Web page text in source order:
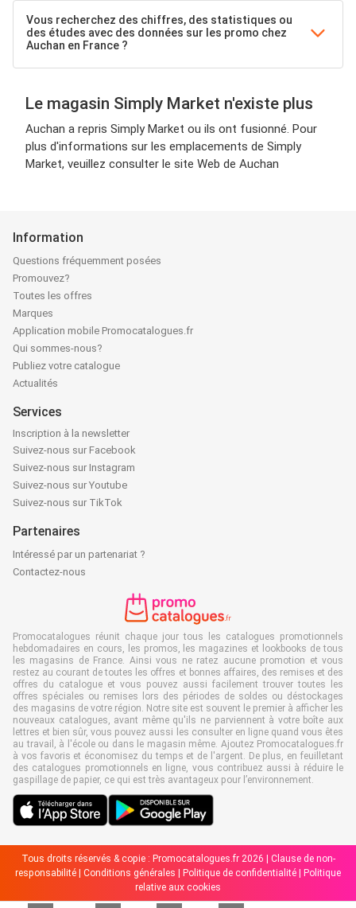
Vous recherchez des chiffres, des statistiques ou
des études avec des données sur les promo chez
Auchan en France ?
Le magasin Simply Market n'existe plus
Auchan a repris Simply Market ou ils ont fusionné. Pour
plus d'informations sur les emplacements de Simply
Market, veuillez consulter le site Web de Auchan
Information
Questions fréquemment posées
Promouvez?
Toutes les offres
Marques
Application mobile Promocatalogues.fr
Qui sommes-nous?
Publiez votre catalogue
Actualités
Services
Inscription à la newsletter
Suivez-nous sur Facebook
Suivez-nous sur Instagram
Suivez-nous sur Youtube
Suivez-nous sur TikTok
Partenaires
Intéressé par un partenariat ?
Contactez-nous
Promocatalogues réunit chaque jour tous les catalogues promotionnels
hebdomadaires en cours, les promos, les magazines et lookbooks de tous
les magasins de France. Ainsi vous ne ratez aucune promotion et vous
restez au courant de toutes les offres et bonnes affaires, des remises et des
offres du catalogue et vous pouvez aussi facilement trouver toutes les
offres spéciales ou remises lors des périodes de soldes ou déstockages
des magasins de votre région. Notre site est souvent le premier à afficher les
nouveaux catalogues, avant même qu'ils ne parviennent à votre boîte aux
lettres et bien sûr, vous pouvez aussi les consulter en ligne quand vous êtes
au travail, à l'école ou dans le magasin même. Ajoutez Promocatalogues.fr
à vos favoris et économisez du temps et de l'argent. De plus, en feuilletant
des catalogues promotionnels en ligne, vous contribuez aussi à réduire le
gaspillage de papier, ce qui est très avantageux pour l’environnement.
Tous droits réservés & copie : Promocatalogues.fr 2026 | Clause de non-
responsabilité
Conditions générales Politique de confidentialité
Politique
relative aux cookies